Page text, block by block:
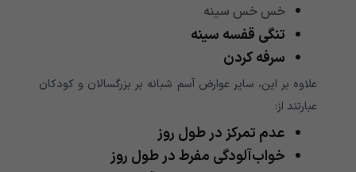
خس خس سینه
تنگی قفسه سینه
سرفه کردن
علاوه بر این، سایر عوارض آسم شبانه بر بزرگسالان و کودکان
عبارتند از:
عدم تمرکز در طول روز
خواب‌آلودگی مفرط در طول روز